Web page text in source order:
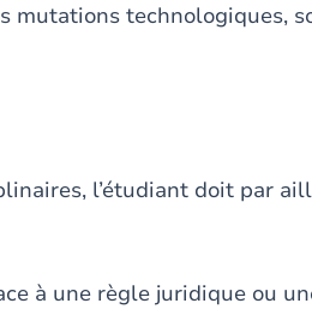
mutations technologiques,
l’étudiant doit par
à une règle juridique ou